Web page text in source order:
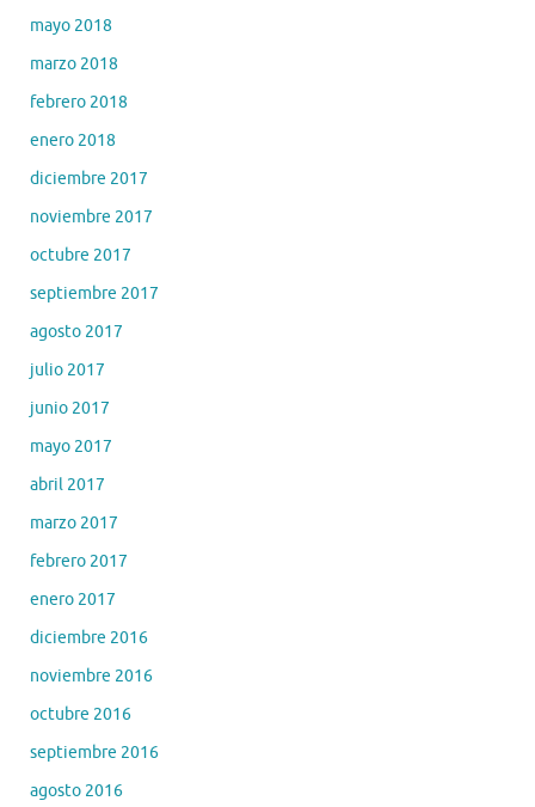
mayo 2018
marzo 2018
febrero 2018
enero 2018
diciembre 2017
noviembre 2017
octubre 2017
septiembre 2017
agosto 2017
julio 2017
junio 2017
mayo 2017
abril 2017
marzo 2017
febrero 2017
enero 2017
diciembre 2016
noviembre 2016
octubre 2016
septiembre 2016
agosto 2016